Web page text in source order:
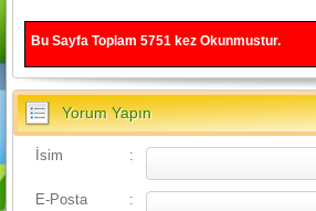
Bu Sayfa Toplam 5751kez Okunmustur.
Yorum Yapın
İsim :
E-Posta :